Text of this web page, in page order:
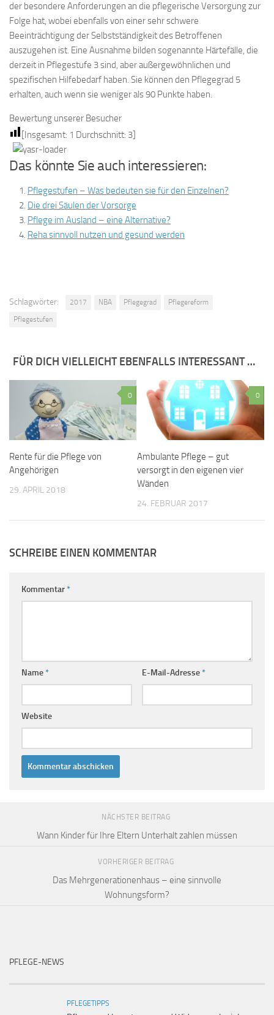
der besondere Anforderungen an die pflegerische Versorgung zur
Folge hat, wobei ebenfalls von einer sehr schwere
Beeinträchtigung der Selbstständigkeit des Betroffenen
auszugehen ist. Eine Ausnahme bilden sogenannte Härtefälle, die
derzeit in Pflegestufe 3 sind, aber außergewöhnlichen und
spezifischen Hilfebedarf haben. Sie können den Pflegegrad 5
erhalten, auch wenn sie weniger als 90 Punkte haben.
Bewertung unserer Besucher
[Insgesamt: 1 Durchschnitt: 3]
Das könnte Sie auch interessieren:
Pflegestufen – Was bedeuten sie für den Einzelnen?
Die drei Säulen der Vorsorge
Pflege im Ausland – eine Alternative?
Reha sinnvoll nutzen und gesund werden
Schlagwörter: 2017 NBA Pflegegrad
Pflegereform
Pflegestufen
FÜR DICH VIELLEICHT EBENFALLS INTERESSANT …
0
Rente für die Pflege von
Angehörigen
29. APRIL 2018
0
Ambulante Pflege – gut
versorgt in den eigenen vier
Wänden
24. FEBRUAR 2017
SCHREIBE EINEN KOMMENTAR
Kommentar*
Name* E-Mail-Adresse*
Website
NÄCHSTER BEITRAG
Wann Kinder für Ihre Eltern Unterhalt zahlen müssen
VORHERIGER BEITRAG
Das Mehrgenerationenhaus – eine sinnvolle
Wohnungsform?
PFLEGE-NEWS
PFLEGETIPPS